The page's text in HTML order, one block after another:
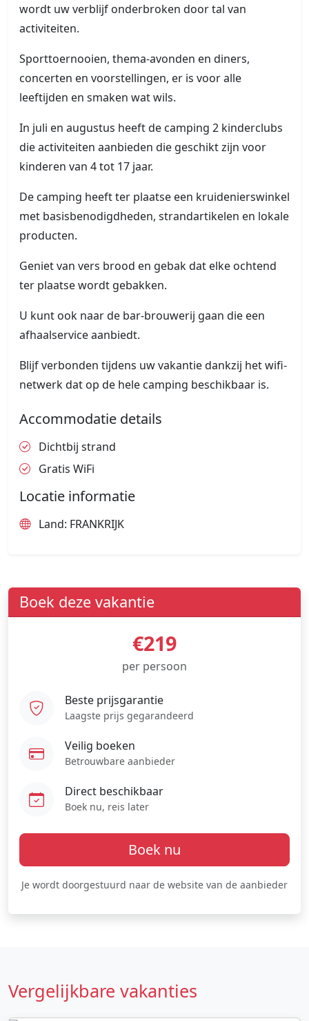
wordt uw verblijf onderbroken door tal van
activiteiten.
Sporttoernooien, thema-avonden en diners,
concerten en voorstellingen, er is voor alle
leeftijden en smaken wat wils.
In juli en augustus heeft de camping 2 kinderclubs
die activiteiten aanbieden die geschikt zijn voor
kinderen van 4 tot 17 jaar.
De camping heeft ter plaatse een kruidenierswinkel
met basisbenodigdheden, strandartikelen en lokale
producten.
Geniet van vers brood en gebak dat elke ochtend
ter plaatse wordt gebakken.
U kunt ook naar de bar-brouwerij gaan die een
afhaalservice aanbiedt.
Blijf verbonden tijdens uw vakantie dankzij het wifi-
netwerk dat op de hele camping beschikbaar is.
Accommodatie details
Dichtbij strand
Gratis WiFi
Locatie informatie
Land: FRANKRIJK
Boek deze vakantie
€219
per persoon
Beste prijsgarantie
Laagste prijs gegarandeerd
Veilig boeken
Betrouwbare aanbieder
Direct beschikbaar
Boek nu, reis later
Boek nu
Je wordt doorgestuurd naar de website van de aanbieder
Vergelijkbare vakanties